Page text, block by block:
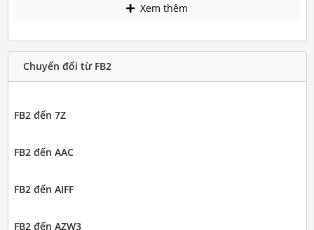
Xem thêm
Chuyển đổi từ FB2
FB2 đến 7Z
FB2 đến AAC
FB2 đến AIFF
FB2 đến AZW3